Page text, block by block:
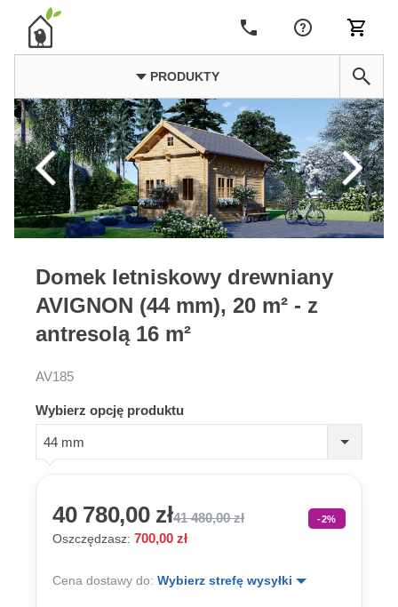
PRODUKTY
Domek letniskowy drewniany
AVIGNON (44 mm), 20 m² - z
antresolą 16 m²
AV185
Wybierz opcję produktu
44 mm
40 780,00 zł41 480,00 zł -2%
Oszczędzasz: 700,00 zł
Cena dostawy do: Wybierz strefę wysyłki